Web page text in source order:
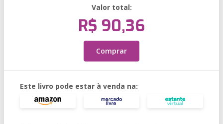
Valor total:
R$ 90,36
Comprar
Este livro pode estar à venda na: